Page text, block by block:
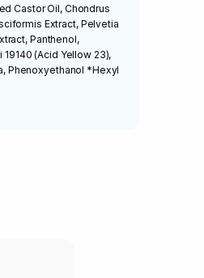
Castor Oil, Chondrus
Extract, Pelvetia
Panthenol,
(Acid Yellow 23),
Phenoxyethanol *Hexyl